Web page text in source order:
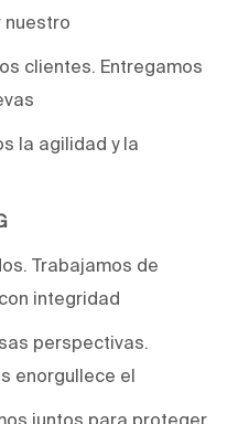
nuestro
clientes. Entregamos
la agilidad y la
Trabajamos de
integridad
perspectivas.
enorgullece el
juntos para proteger